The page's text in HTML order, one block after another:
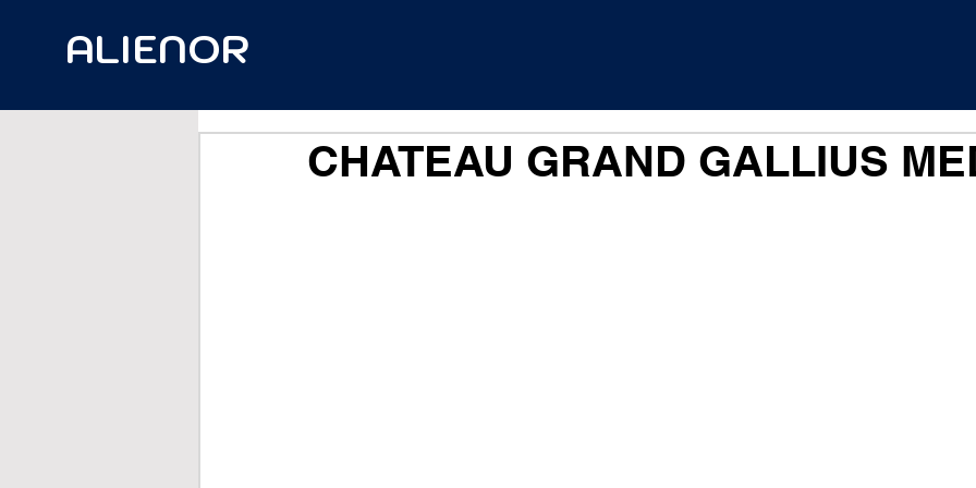
ALIENOR
CHATEAU GRAND GALLIUS